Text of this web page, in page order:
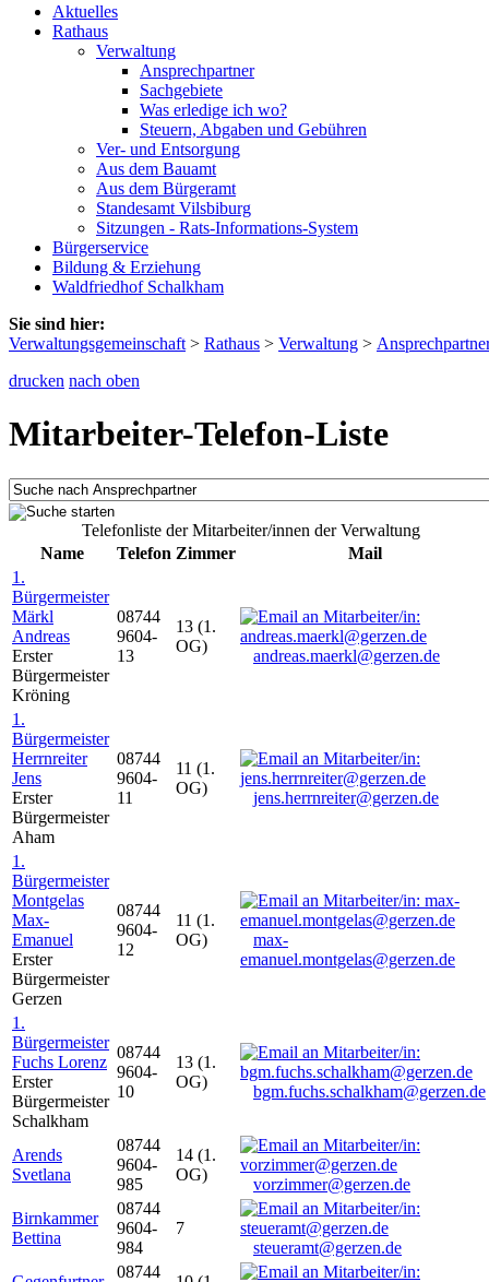
Aktuelles
Rathaus
Verwaltung
Ansprechpartner
Sachgebiete
Was erledige ich wo?
Steuern, Abgaben und Gebühren
Ver- und Entsorgung
Aus dem Bauamt
Aus dem Bürgeramt
Standesamt Vilsbiburg
Sitzungen - Rats-Informations-System
Bürgerservice
Bildung & Erziehung
Waldfriedhof Schalkham
Sie sind hier:
Verwaltungsgemeinschaft > Rathaus > Verwaltung >
drucken nach oben
Mitarbeiter-Telefon-Liste
Telefonliste der Mitarbeiter/innen der Verwaltung
Name
Telefon Zimmer
Mail
1.
Bürgermeister
Märkl
Andreas
Erster
Bürgermeister
Kröning
08744
9604-
13
13 (1.
OG)
andreas.maerkl@gerzen.de
1.
Bürgermeister
Herrnreiter
Jens
Erster
Bürgermeister
Aham
08744
9604-
11
11 (1.
OG)
jens.herrnreiter@gerzen.de
1.
Bürgermeister
Montgelas
Max-
Emanuel
Erster
Bürgermeister
Gerzen
08744
9604-
12
11 (1.
OG)
max-
emanuel.montgelas@gerzen.de
1.
Bürgermeister
Fuchs Lorenz
Erster
Bürgermeister
Schalkham
08744
9604-
10
13 (1.
OG)
bgm.fuchs.schalkham@gerzen.de
Arends
Svetlana
08744
9604-
985
14 (1.
OG)
vorzimmer@gerzen.de
Birnkammer
Bettina
08744
9604-
984
7
steueramt@gerzen.de
08744